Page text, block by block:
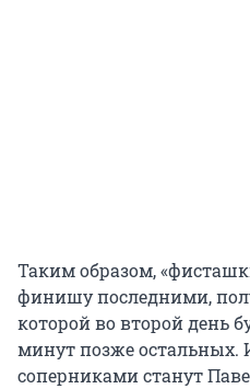
Таким образом,
финишу последними,
которой во второй день
минут позже
соперниками станут